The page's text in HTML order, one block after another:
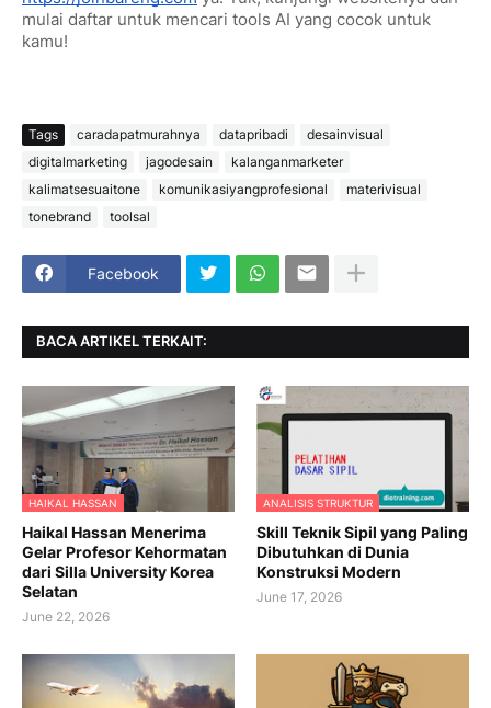
mulai daftar untuk mencari tools AI yang cocok untuk
kamu!
Tags caradapatmurahnya datapribadi
desainvisual
digitalmarketing
jagodesain
kalanganmarketer
kalimatsesuaitone
komunikasiyangprofesional
materivisual
tonebrand
toolsal
Facebook
BACA ARTIKEL TERKAIT:
HAIKAL HASSAN
Haikal Hassan Menerima
Gelar Profesor Kehormatan
dari Silla University Korea
Selatan
June 22, 2026
ANALISIS STRUKTUR
Skill Teknik Sipil yang Paling
Dibutuhkan di Dunia
Konstruksi Modern
June 17, 2026